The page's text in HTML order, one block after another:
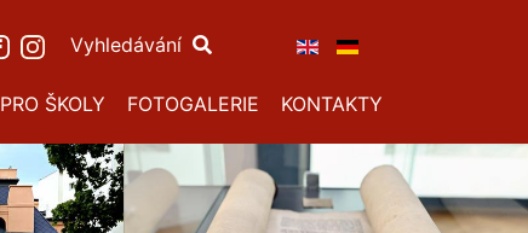
Vyhledávání
PRO ŠKOLY FOTOGALERIE KONTAKTY